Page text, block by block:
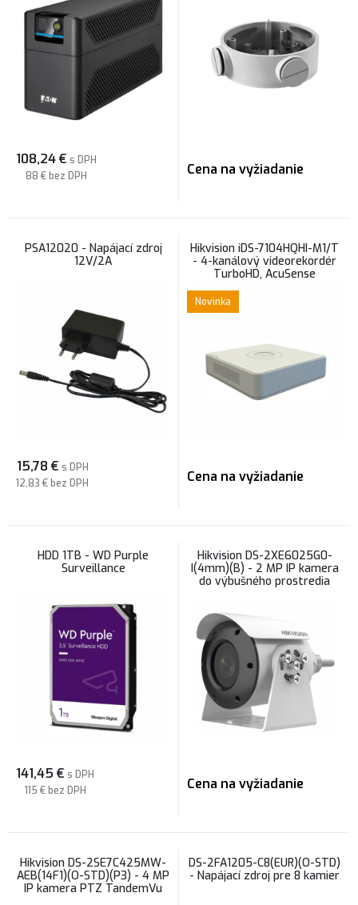
108,24€ s DPH
88 € bez DPH Cena na vyžiadanie
PSA12020 - Napájací zdroj
12V/2A
15,78 € s DPH
12,83 € bez DPH
Hikvision iDS-7104HQHI-M1/T
- 4-kanálový videorekordér
TurboHD, AcuSense
Novinka
Cena na vyžiadanie
HDD 1TB - WD Purple
Surveillance
141,45 € s DPH
115 € bez DPH
Hikvision DS-2XE6025G0-
I(4mm)(B) - 2 MP IP kamera
do výbušného prostredia
Cena na vyžiadanie
Hikvision DS-2SE7C425MW-
AEB(14F1)(O-STD)(P3) - 4 MP
IP kamera PTZ TandemVu
DS-2FA1205-C8(EUR)(O-STD)
- Napájací zdroj pre 8 kamier